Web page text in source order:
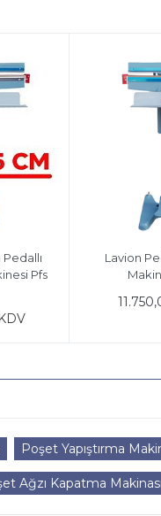
Pfs
Lavion
Poşet Yapıştırma
Ağzı Kapatma Makinası